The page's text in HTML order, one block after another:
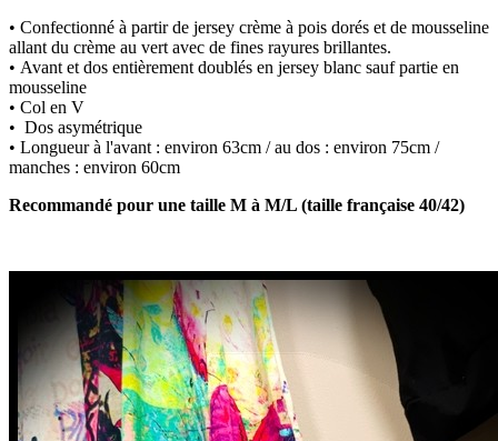
• Confectionné à partir de jersey crème à pois dorés et de mousseline
allant du crème au vert avec de fines rayures brillantes.
• Avant et dos entièrement doublés en jersey blanc sauf partie en
mousseline
• Col en V
• Dos asymétrique
• Longueur à l'avant : environ 63cm / au dos : environ 75cm /
manches : environ 60cm
Recommandé pour une taille M à M/L (taille française 40/42)